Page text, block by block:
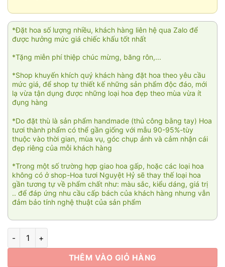
*Đặt hoa số lượng nhiều, khách hàng liên hệ qua Zalo để
được hưởng mức giá chiếc khấu tốt nhất
*Tặng miễn phí thiệp chúc mừng, băng rôn,...
*Shop khuyến khích quý khách hàng đặt hoa theo yêu cầu
mức giá, để shop tự thiết kế những sản phẩm độc đáo, mới
lạ vừa tận dụng được những loại hoa đẹp theo mùa vừa ít
đụng hàng
*Do đặt thù là sản phẩm handmade (thủ công bằng tay) Hoa
tươi thành phẩm có thể gần giống với mẫu 90-95%-tùy
thuộc vào thời gian, mùa vụ, góc chụp ảnh và cảm nhận cái
đẹp riêng của mỗi khách hàng
*Trong một số trường hợp giao hoa gấp, hoặc các loại hoa
không có ở shop-Hoa tươi Nguyệt Hỷ sẽ thay thế loại hoa
gần tương tự về phẩm chất như: màu sắc, kiểu dáng, giá trị
.. để đáp ứng nhu cầu cấp bách của khách hàng nhưng vẫn
đảm bảo tính nghệ thuật của sản phẩm
Angel 002 số lượng
THÊM VÀO GIỎ HÀNG